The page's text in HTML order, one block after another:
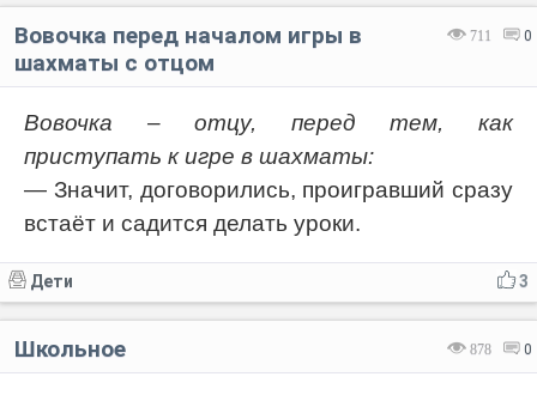
711 0
Вовочка перед началом игры в
шахматы с отцом
Вовочка – отцу, перед тем, как
приступать к игре в шахматы:
— Значит, договорились, проигравший сразу
встаёт и садится делать уроки.
3
Дети
878 0
Школьное